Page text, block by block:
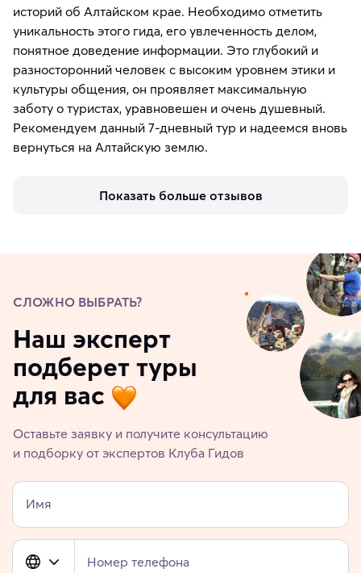
историй об Алтайском крае. Необходимо отметить
уникальность этого гида, его увлеченность делом,
понятное доведение информации. Это глубокий и
разносторонний человек с высоким уровнем этики и
культуры общения, он проявляет максимальную
заботу о туристах, уравновешен и очень душевный.
Рекомендуем данный 7-дневный тур и надеемся вновь
вернуться на Алтайскую землю.
Показать больше отзывов
СЛОЖНО ВЫБРАТЬ?
Наш эксперт
подберет туры
для вас
Оставьте заявку и получите консультацию
и подборку от экспертов Клуба Гидов
Имя
Номер телефона